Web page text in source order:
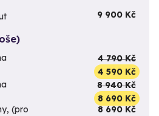
9 900 Kč
4 790 Kč
4 590 Kč
8 940 Kč
8 690 Kč
(pro
8 690 Kč